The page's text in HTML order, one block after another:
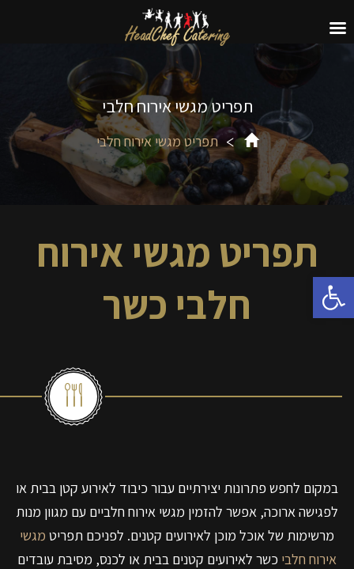
תפריט מגשי אירוח חלבי
תפריט מגשי אירוח חלבי
תפריט מגשי אירוח
חלבי כשר
במקום לחפש פתרונות יצירתיים עבור כיבוד לאירוע קטן בבית או
לפגישה ארוכה, אפשר להזמין מגשי אירוח חלביים עם מגוון מנות
מרשימות של אוכל מוכן לאירועים קטנים. לפניכם תפריט מגשי
אירוח חלבי כשר לאירועים קטנים בבית או לכנס, מסיבת עובדים
פתח סרגל נגישות